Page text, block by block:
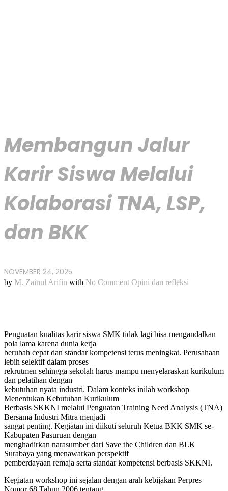
Membangun Jalur
Karir Siswa Melalui
Kolaborasi TNA, LSP,
dan BKK
NOVEMBER 24, 2025
by M. Zainul Arifin with No Comment Opini dan refleksi
Penguatan kualitas karir siswa SMK tidak lagi bisa mengandalkan
pola lama karena dunia kerja
berubah cepat dan standar kompetensi terus meningkat. Perusahaan
lebih selektif dalam proses
rekrutmen sehingga sekolah harus mampu menyelaraskan kurikulum
dan pelatihan dengan
kebutuhan nyata industri. Dalam konteks inilah workshop
Menentukan Kebutuhan Kurikulum
Berbasis SKKNI melalui Penguatan Training Need Analysis (TNA)
Bersama Industri Mitra menjadi
sangat penting. Kegiatan ini diikuti seluruh Ketua BKK SMK se-
Kabupaten Pasuruan dengan
menghadirkan narasumber dari Save the Children dan BLK
Surabaya yang menawarkan perspektif
pemberdayaan remaja serta standar kompetensi berbasis SKKNI.
Kegiatan workshop ini sejalan dengan arah kebijakan Perpres